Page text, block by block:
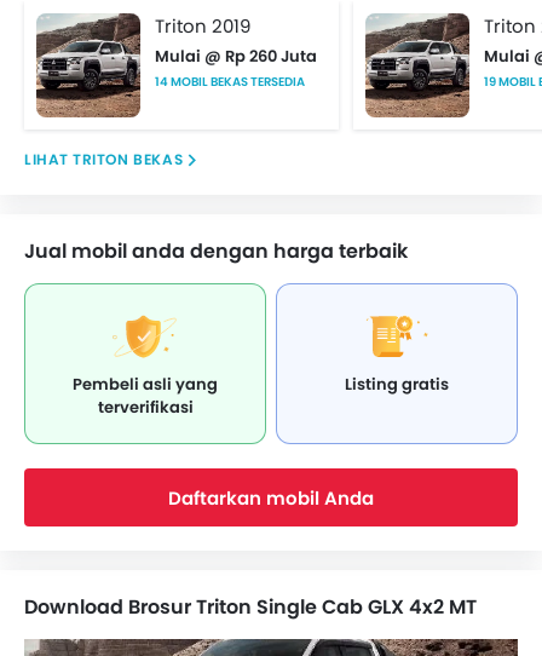
Triton 2019
Mulai @ Rp 260 Juta
14 MOBIL BEKAS TERSEDIA
Triton
Mulai
19 MOBIL
TRITON BEKAS
Jual mobil anda dengan harga terbaik
Pembeli asli yang
terverifikasi
Listing gratis
Daftarkan mobil Anda
Download Brosur Triton Single Cab GLX 4x2 MT